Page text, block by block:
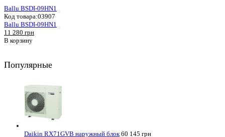
Ballu BSDI-09HN1
Код товара:03907
Ballu BSDI-09HN1
11 280 грн
В корзину
Популярные
Daikin RX71GVB наружный блок 60 145 грн